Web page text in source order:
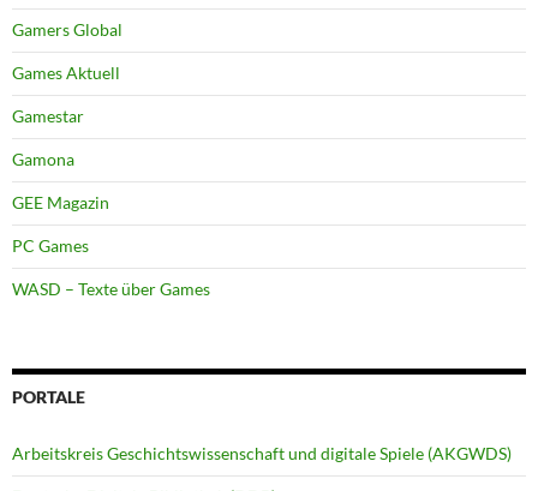
Gamers Global
Games Aktuell
Gamestar
Gamona
GEE Magazin
PC Games
WASD – Texte über Games
PORTALE
Arbeitskreis Geschichtswissenschaft und digitale Spiele (AKGWDS)